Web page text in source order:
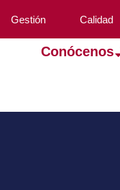
Gestión Calidad
Conócenos